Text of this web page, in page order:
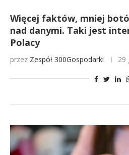
Więcej faktów, mniej
nad danymi. Taki jest
Polacy
przez Zespół 300Gospodarki 29